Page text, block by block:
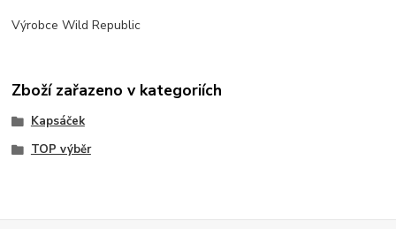
Výrobce Wild Republic
Zboží zařazeno v kategoriích
Kapsáček
TOP výběr